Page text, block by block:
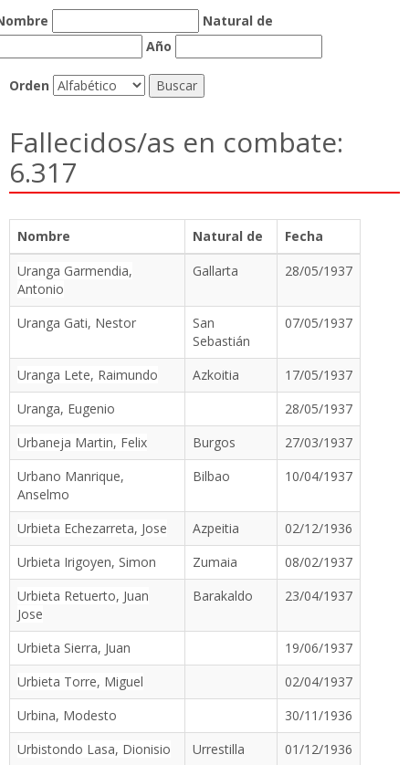
Natural de
Año
Orden
Fallecidos/as en combate:
6.317
Nombre Natural de
Fecha
Uranga Garmendia,
Antonio
Gallarta 28/05/1937
Uranga Gati, Nestor
San
Sebastián
07/05/1937
Uranga Lete, Raimundo Azkoitia
17/05/1937
Uranga, Eugenio
28/05/1937
Urbaneja Martin, Felix
Burgos
27/03/1937
Urbano Manrique,
Anselmo
Bilbao 10/04/1937
Urbieta Echezarreta, Jose Azpeitia
02/12/1936
Urbieta Irigoyen, Simon
Zumaia
08/02/1937
Urbieta Retuerto, Juan
Jose
Barakaldo 23/04/1937
Urbieta Sierra, Juan
19/06/1937
Urbieta Torre, Miguel
02/04/1937
Urbina, Modesto
30/11/1936
Urbistondo Lasa, Dionisio
Urrestilla 01/12/1936